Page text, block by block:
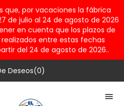
que, por vacaciones la fábrica
de julio al 24 de agosto de 2026
en cuenta que los plazos de
entre estas fechas
del 24 de agosto de 2026..
Deseos(0)
